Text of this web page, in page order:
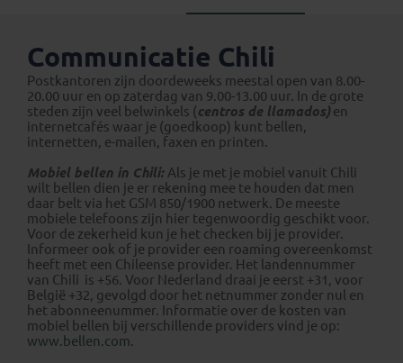
Communicatie Chili
Postkantoren zijn doordeweeks meestal open van 8.00-
20.00 uur en op zaterdag van 9.00-13.00 uur. In de grote
steden zijn veel belwinkels (centros de llamados) en
internetcafés waar je (goedkoop) kunt bellen,
internetten, e-mailen, faxen en printen.
Mobiel bellen in Chili: Als je met je mobiel vanuit Chili
wilt bellen dien je er rekening mee te houden dat men
daar belt via het GSM 850/1900 netwerk. De meeste
mobiele telefoons zijn hier tegenwoordig geschikt voor.
Voor de zekerheid kun je het checken bij je provider.
Informeer ook of je provider een roaming overeenkomst
heeft met een Chileense provider. Het landennummer
van Chili is +56. Voor Nederland draai je eerst +31, voor
België +32, gevolgd door het netnummer zonder nul en
het abonneenummer. Informatie over de kosten van
mobiel bellen bij verschillende providers vind je op:
www.bellen.com.